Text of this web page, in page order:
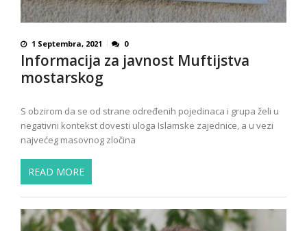
1 Septembra, 2021 0
lnformacija za javnost Muftijstva
mostarskog
S obzirom da se od strane određenih pojedinaca i grupa želi u
negativni kontekst dovesti uloga Islamske zajednice, a u vezi
najvećeg masovnog zločina
READ MORE